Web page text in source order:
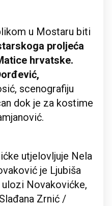
u Mostaru biti
proljeća
hrvatske.
scenografiju
dok je za kostime
utjelovljuje Nela
je Ljubiša
Novakovićke,
Zrnić /